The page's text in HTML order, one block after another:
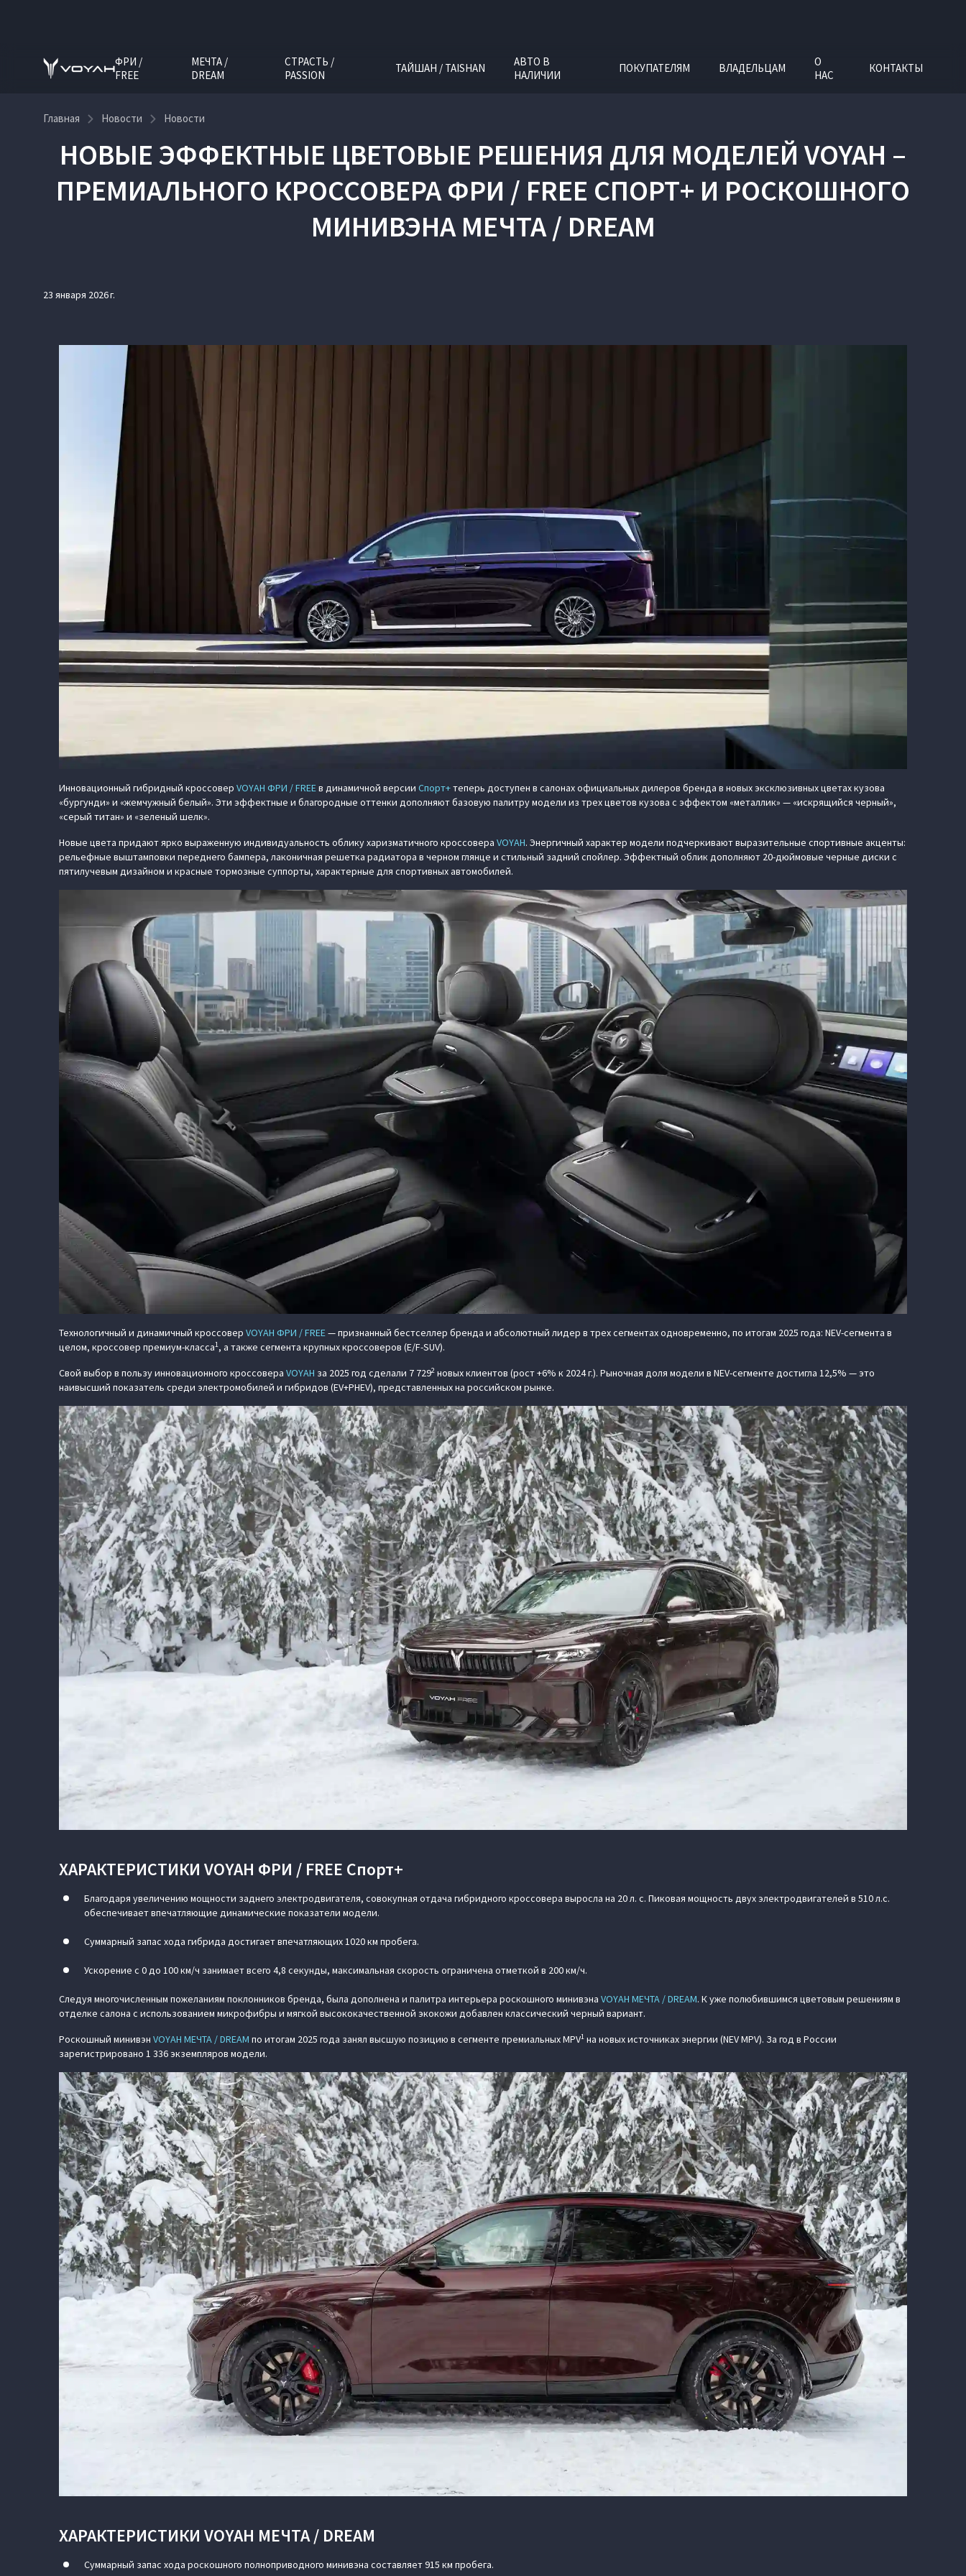
ФРИ /
FREE
МЕЧТА /
DREAM
СТРАСТЬ /
PASSION
ТАЙШАН / TAISHAN
АВТО В
НАЛИЧИИ
ПОКУПАТЕЛЯМ ВЛАДЕЛЬЦАМ
О
НАС
КОНТАКТЫ
Главная Новости Новости
НОВЫЕ ЭФФЕКТНЫЕ ЦВЕТОВЫЕ РЕШЕНИЯ ДЛЯ МОДЕЛЕЙ VOYAH –
ПРЕМИАЛЬНОГО КРОССОВЕРА ФРИ / FREE СПОРТ+ И РОСКОШНОГО
МИНИВЭНА МЕЧТА / DREAM
23 января 2026 г.
Инновационный гибридный кроссовер VOYAH ФРИ / FREEв динамичной версии Спорт+теперь доступен в салонах официальных дилеров бренда в новых эксклюзивных цветах кузова
«бургунди» и «жемчужный белый». Эти эффектные и благородные оттенки дополняют базовую палитру модели из трех цветов кузова с эффектом «металлик» — «искрящийся черный»,
«серый титан» и «зеленый шелк».
Новые цвета придают ярко выраженную индивидуальность облику харизматичного кроссовера VOYAH. Энергичный характер модели подчеркивают выразительные спортивные акценты:
рельефные выштамповки переднего бампера, лаконичная решетка радиатора в черном глянце и стильный задний спойлер. Эффектный облик дополняют 20-дюймовые черные диски с
пятилучевым дизайном и красные тормозные суппорты, характерные для спортивных автомобилей.
Технологичный и динамичный кроссовер VOYAH ФРИ / FREE— признанный бестселлер бренда и абсолютный лидер в трех сегментах одновременно, по итогам 2025 года: NEV-сегмента в
целом, кроссовер премиум-класса1, а также сегмента крупных кроссоверов (E/F-SUV).
Свой выбор в пользу инновационного кроссовера VOYAH за 2025 год сделали 7 7292 новых клиентов (рост +6% к 2024 г.). Рыночная доля модели в NEV-сегменте достигла 12,5% — это
наивысший показатель среди электромобилей и гибридов (EV+PHEV), представленных на российском рынке.
ХАРАКТЕРИСТИКИ VOYAH ФРИ / FREE Спорт+
Благодаря увеличению мощности заднего электродвигателя, совокупная отдача гибридного кроссовера выросла на 20 л. с. Пиковая мощность двух электродвигателей в 510 л.с.
обеспечивает впечатляющие динамические показатели модели.
Суммарный запас хода гибрида достигает впечатляющих 1020 км пробега.
Ускорение с 0 до 100 км/ч занимает всего 4,8 секунды, максимальная скорость ограничена отметкой в 200 км/ч.
Следуя многочисленным пожеланиям поклонников бренда, была дополнена и палитра интерьера роскошного минивэна VOYAH МЕЧТА / DREAM. К уже полюбившимся цветовым решениям в
отделке салона с использованием микрофибры и мягкой высококачественной экокожи добавлен классический черный вариант.
Роскошный минивэн VOYAH МЕЧТА / DREAM по итогам 2025 года занял высшую позицию в сегменте премиальных MPV1 на новых источниках энергии (NEV MPV). За год в России
зарегистрировано 1 336 экземпляров модели.
ХАРАКТЕРИСТИКИ VOYAH МЕЧТА / DREAM
Суммарный запас хода роскошного полноприводного минивэна составляет 915 км пробега.